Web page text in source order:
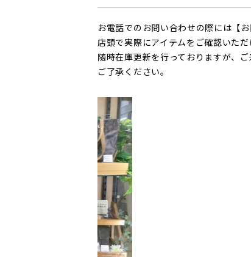
お電話でのお問い合わせの際には【
店頭で実際にアイテムをご確認いた
随時在庫更新を行っておりますが、
ご了承ください。